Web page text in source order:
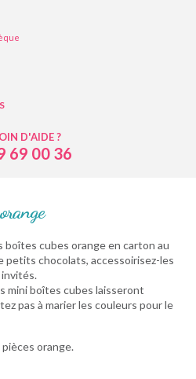
D'AIDE ?
69 00 36
boîtes cubes orange en carton au
chocolats, accessoirisez-les
invités.
mini boîtes cubes laisseront
pas à marier les couleurs pour le
orange.